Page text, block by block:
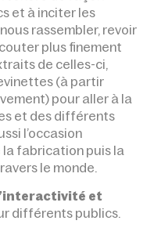
et à inciter les
rassembler, revoir
plus finement
de celles-ci,
(à partir
pour aller à la
et des différents
l’occasion
la fabrication puis la
le monde.
’interactivité et
différents publics.